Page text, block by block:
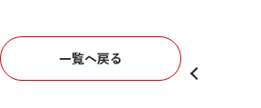
一覧へ戻る